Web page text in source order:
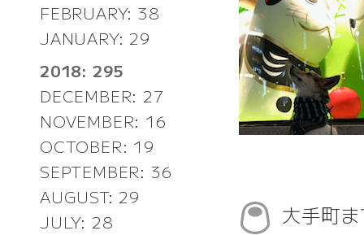
FEBRUARY: 38
JANUARY: 29
2018: 295
DECEMBER: 27
NOVEMBER: 16
OCTOBER: 19
SEPTEMBER: 36
AUGUST: 29
JULY: 28
大手町